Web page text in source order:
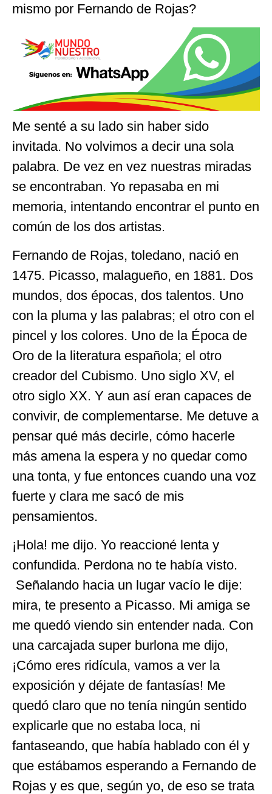
mismo por Fernando de Rojas?
Me senté a su lado sin haber sido
invitada. No volvimos a decir una sola
palabra. De vez en vez nuestras miradas
se encontraban. Yo repasaba en mi
memoria, intentando encontrar el punto en
común de los dos artistas.
Fernando de Rojas, toledano, nació en
1475. Picasso, malagueño, en 1881. Dos
mundos, dos épocas, dos talentos. Uno
con la pluma y las palabras; el otro con el
pincel y los colores. Uno de la Época de
Oro de la literatura española; el otro
creador del Cubismo. Uno siglo XV, el
otro siglo XX. Y aun así eran capaces de
convivir, de complementarse. Me detuve a
pensar qué más decirle, cómo hacerle
más amena la espera y no quedar como
una tonta, y fue entonces cuando una voz
fuerte y clara me sacó de mis
pensamientos.
¡Hola! me dijo. Yo reaccioné lenta y
confundida. Perdona no te había visto.
Señalando hacia un lugar vacío le dije:
mira, te presento a Picasso. Mi amiga se
me quedó viendo sin entender nada. Con
una carcajada super burlona me dijo,
¡Cómo eres ridícula, vamos a ver la
exposición y déjate de fantasías! Me
quedó claro que no tenía ningún sentido
explicarle que no estaba loca, ni
fantaseando, que había hablado con él y
que estábamos esperando a Fernando de
Rojas y es que, según yo, de eso se trata